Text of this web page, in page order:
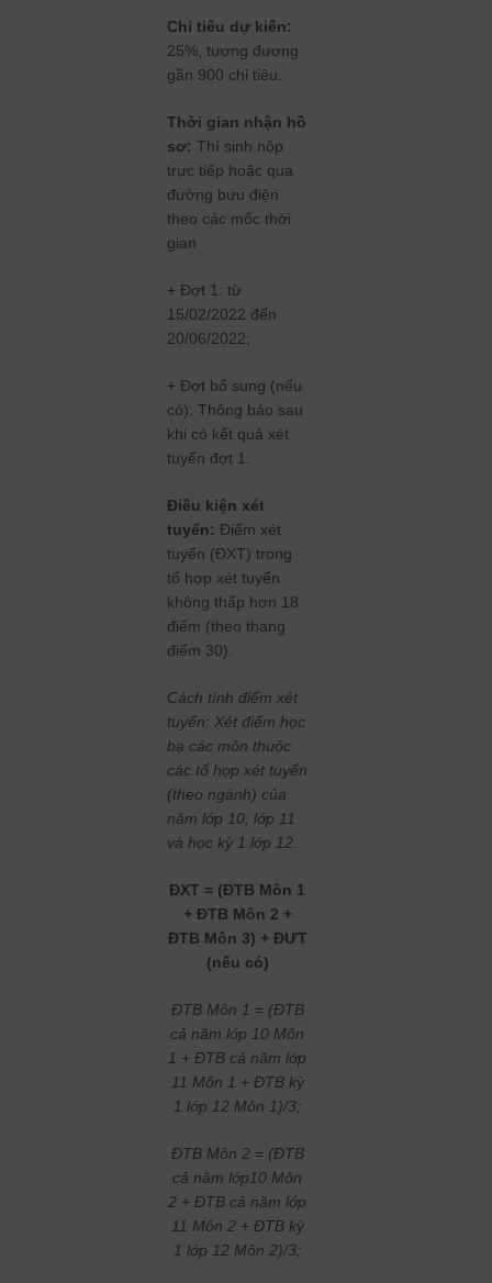
Chỉ tiêu dự kiến:
25%, tương đương
gần 900 chỉ tiêu.
Thời gian nhận hồ
sơ:Thí sinh nộp
trực tiếp hoặc qua
đường bưu điện
theo các mốc thời
gian
+ Đợt 1: từ
15/02/2022 đến
20/06/2022;
+ Đợt bổ sung (nếu
có): Thông báo sau
khi có kết quả xét
tuyển đợt 1.
Điều kiện xét
tuyển: Điểm xét
tuyển (ĐXT) trong
tổ hợp xét tuyển
không thấp hơn 18
điểm (theo thang
điểm 30).
Cách tính điểm xét
tuyển: Xét điểm học
bạ các môn thuộc
các tổ hợp xét tuyển
(theo ngành) của
năm lớp 10, lớp 11
và học kỳ 1 lớp 12.
ĐXT = (ĐTB Môn 1
+ ĐTB Môn 2 +
ĐTB Môn 3) + ĐƯT
(nếu có)
ĐTB Môn 1 = (ĐTB
cả năm lớp 10 Môn
1 + ĐTB cả năm lớp
11 Môn 1 + ĐTB kỳ
1 lớp 12 Môn 1)/3;
ĐTB Môn 2 = (ĐTB
cả năm lớp10 Môn
2 + ĐTB cả năm lớp
11 Môn 2 + ĐTB kỳ
1 lớp 12 Môn 2)/3;